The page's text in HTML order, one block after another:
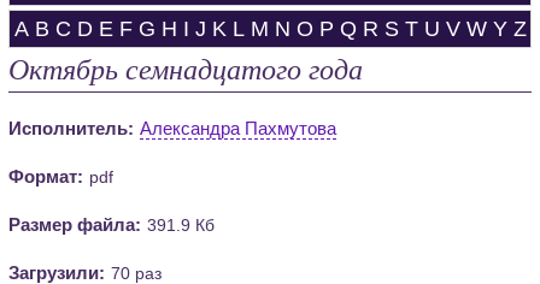
A B C D E F G H I J K L M N O P Q R S T U V W Y Z
Октябрь семнадцатого года
Исполнитель: Александра Пахмутова
Формат: pdf
Размер файла: 391.9 Кб
Загрузили: 70 раз